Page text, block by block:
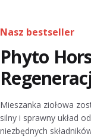
Nasz bestseller
Phyto
Mieszanka ziołowa
silny i sprawny układ
niezbędnych